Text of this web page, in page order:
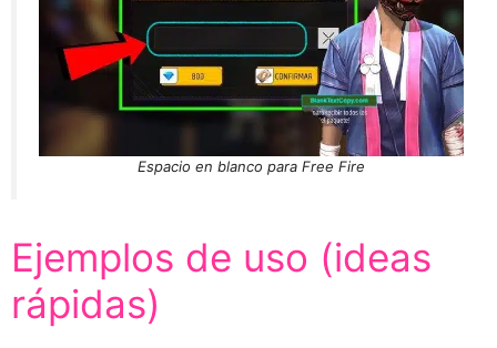
Espacio en blanco para Free Fire
Ejemplos de uso (ideas
rápidas)